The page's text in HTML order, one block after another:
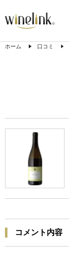
ホーム 口コミ
コメント内容